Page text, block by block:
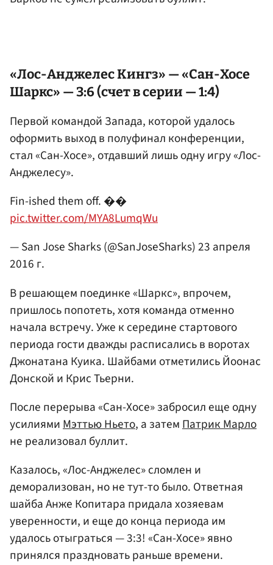
«Лос-Анджелес Кингз» — «Сан-Хосе
Шаркс» — 3:6 (счет в серии — 1:4)
Первой командой Запада, которой удалось
оформить выход в полуфинал конференции,
стал «Сан-Хосе», отдавший лишь одну игру «Лос-
Анджелесу».
Fin-ished them off. ��
pic.twitter.com/MYA8LumqWu
— San Jose Sharks (@SanJoseSharks)23 апреля
2016 г.
В решающем поединке «Шаркс», впрочем,
пришлось попотеть, хотя команда отменно
начала встречу. Уже к середине стартового
периода гости дважды расписались в воротах
Джонатана Куика. Шайбами отметилисьЙоонас
Донской и Крис Тьерни.
После перерыва «Сан-Хосе» забросил еще одну
усилиямиМэттью Ньето, а затемПатрик Марло
не реализовал буллит.
Казалось, «Лос-Анджелес» сломлен и
деморализован, но не тут-то было. Ответная
шайба Анже Копитара придала хозяевам
уверенности, и еще до конца периода им
удалось отыграться — 3:3! «Сан-Хосе» явно
принялся праздновать раньше времени.